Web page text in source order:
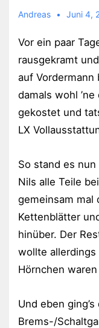
Andreas Juni 4,
Vor ein paar
rausgekramt
auf Vordermann
damals wohl
gekostet und
LX
So stand es
Nils alle Teile
gemeinsam mal
Kettenblätter
hinüber. Der
wollte allerdings
Hörnchen
Und eben
Brems-/